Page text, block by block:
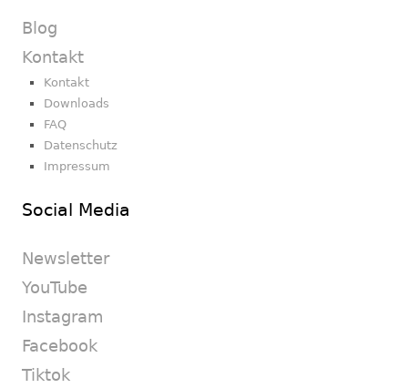
Blog
Kontakt
Kontakt
Downloads
FAQ
Datenschutz
Impressum
Social Media
Newsletter
YouTube
Instagram
Facebook
Tiktok